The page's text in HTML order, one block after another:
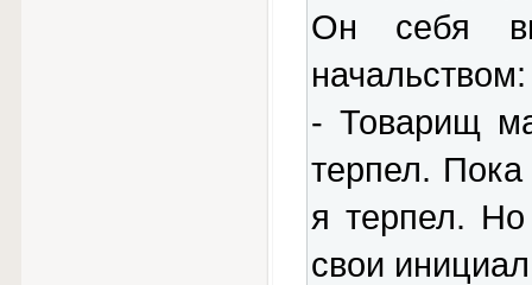
Он себя
начальством:
- Товарищ
терпел.
я терпел.
свои